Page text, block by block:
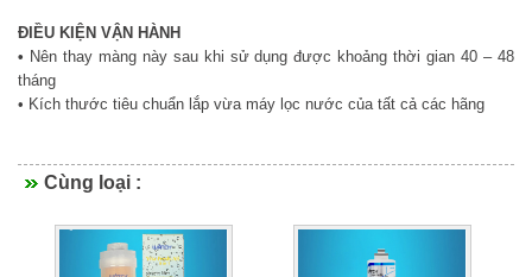
ĐIỀU KIỆN VẬN HÀNH
• Nên thay màng này sau khi sử dụng được khoảng thời gian 40 – 48
tháng
• Kích thước tiêu chuẩn lắp vừa máy lọc nước của tất cả các hãng
Cùng loại :